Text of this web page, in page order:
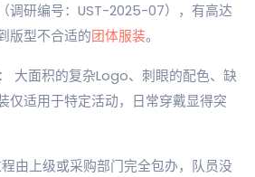
调研编号：UST-2025-07），有高达
版型不合适的团体服装。
大面积的复杂Logo、刺眼的配色、缺
仅适用于特定活动，日常穿戴显得突
由上级或采购部门完全包办，队员没